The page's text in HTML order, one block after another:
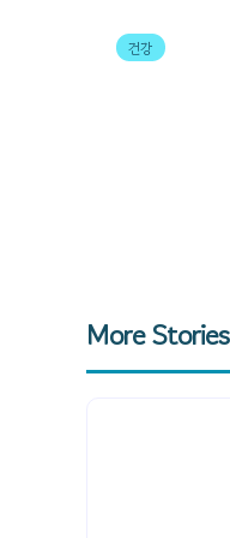
건강
More Stories